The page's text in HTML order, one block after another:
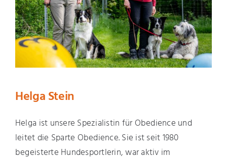
Helga Stein
Helga ist unsere Spezialistin für Obedience und
leitet die Sparte Obedience. Sie ist seit 1980
begeisterte Hundesportlerin, war aktiv im